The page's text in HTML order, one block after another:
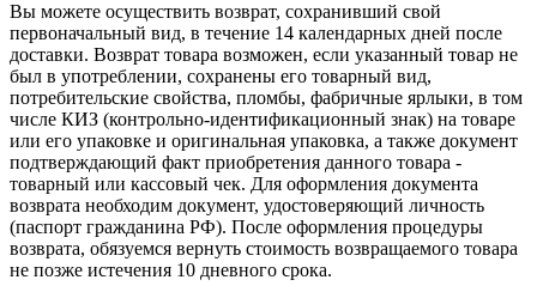
Вы можете осуществить возврат, сохранивший свой
первоначальный вид, в течение 14 календарных дней после
доставки. Возврат товара возможен, если указанный товар не
был в употреблении, сохранены его товарный вид,
потребительские свойства, пломбы, фабричные ярлыки, в том
числе КИЗ (контрольно-идентификационный знак) на товаре
или его упаковке и оригинальная упаковка, а также документ
подтверждающий факт приобретения данного товара -
товарный или кассовый чек. Для оформления документа
возврата необходим документ, удостоверяющий личность
(паспорт гражданина РФ). После оформления процедуры
возврата, обязуемся вернуть стоимость возвращаемого товара
не позже истечения 10 дневного срока.